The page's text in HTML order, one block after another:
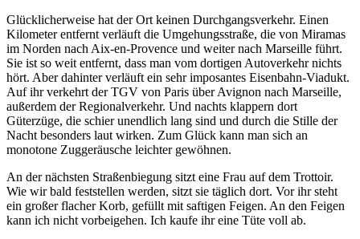
Glücklicherweise hat der Ort keinen Durchgangsverkehr. Einen
Kilometer entfernt verläuft die Umgehungsstraße, die von Miramas
im Norden nach Aix-en-Provence und weiter nach Marseille führt.
Sie ist so weit entfernt, dass man vom dortigen Autoverkehr nichts
hört. Aber dahinter verläuft ein sehr imposantes Eisenbahn-Viadukt.
Auf ihr verkehrt der TGV von Paris über Avignon nach Marseille,
außerdem der Regionalverkehr. Und nachts klappern dort
Güterzüge, die schier unendlich lang sind und durch die Stille der
Nacht besonders laut wirken. Zum Glück kann man sich an
monotone Zuggeräusche leichter gewöhnen.
An der nächsten Straßenbiegung sitzt eine Frau auf dem Trottoir.
Wie wir bald feststellen werden, sitzt sie täglich dort. Vor ihr steht
ein großer flacher Korb, gefüllt mit saftigen Feigen. An den Feigen
kann ich nicht vorbeigehen. Ich kaufe ihr eine Tüte voll ab.